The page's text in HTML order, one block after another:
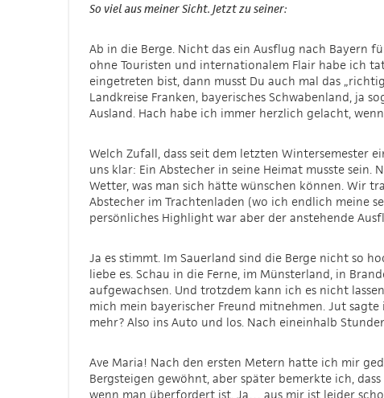
So viel aus meiner Sicht. Jetzt zu seiner:
Ab in die Berge. Nicht das ein Ausflug nach Bayern
ohne Touristen und internationalem Flair habe ich
eingetreten bist, dann musst Du auch mal das
Landkreise Franken, bayerisches Schwabenland, ja
Ausland. Hach habe ich immer herzlich gelacht,
Welch Zufall, dass seit dem letzten Wintersemester
uns klar: Ein Abstecher in seine Heimat musste
Wetter, was man sich hätte wünschen können. Wir
Abstecher im Trachtenladen (wo ich endlich meine
persönliches Highlight war aber der anstehende
Ja es stimmt. Im Sauerland sind die Berge nicht so
liebe es. Schau in die Ferne, im Münsterland, in
aufgewachsen. Und trotzdem kann ich es nicht
mich mein bayerischer Freund mitnehmen. Jut
mehr? Also ins Auto und los. Nach eineinhalb
Ave Maria! Nach den ersten Metern hatte ich mir
Bergsteigen gewöhnt, aber später bemerkte ich,
wenn man überfordert ist. Ja… aus mir ist leider